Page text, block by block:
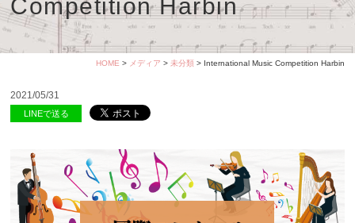
Competition Harbin
HOME > メディア > 未分類> International Music Competition Harbin
2021/05/31
LINEで送る